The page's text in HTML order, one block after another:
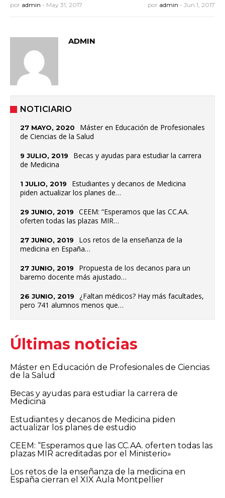
por admin - May 31, 2017 por admin - Jun 1, 2017
ADMIN
NOTICIARIO
27 MAYO, 2020
Máster en Educación de Profesionales
de Ciencias de la Salud
9 JULIO, 2019
Becas y ayudas para estudiar la carrera
de Medicina
1 JULIO, 2019
Estudiantes y decanos de Medicina
piden actualizar los planes de…
29 JUNIO, 2019
CEEM: “Esperamos que las CC.AA.
oferten todas las plazas MIR…
27 JUNIO, 2019
Los retos de la enseñanza de la
medicina en España…
27 JUNIO, 2019
Propuesta de los decanos para un
baremo docente más ajustado…
26 JUNIO, 2019
¿Faltan médicos? Hay más facultades,
pero 741 alumnos menos que…
Últimas noticias
Máster en Educación de Profesionales de Ciencias
de la Salud
Becas y ayudas para estudiar la carrera de
Medicina
Estudiantes y decanos de Medicina piden
actualizar los planes de estudio
CEEM: “Esperamos que las CC.AA. oferten todas las
plazas MIR acreditadas por el Ministerio»
Los retos de la enseñanza de la medicina en
España cierran el XIX Aula Montpellier